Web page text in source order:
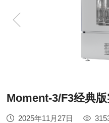
Moment-3/F3经典
2025年11月27日